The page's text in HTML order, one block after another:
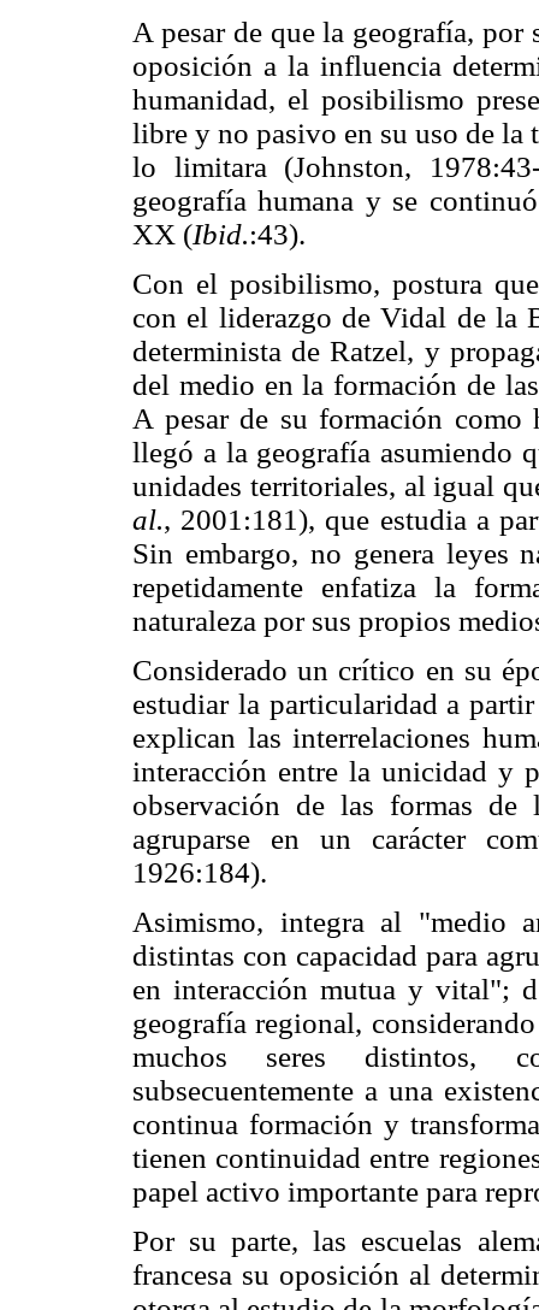
A pesar de que la geografía,
oposición a la influencia
humanidad, el posibilismo
libre y no pasivo en su uso de la
lo limitara (Johnston,
geografía humana y se
XX (Ibid.:43).
Con el posibilismo, postura
con el liderazgo de Vidal de la
determinista de Ratzel, y
del medio en la formación de
A pesar de su formación como
llegó a la geografía asumiendo
unidades territoriales, al igual
al., 2001:181), que estudia a
Sin embargo, no genera leyes
repetidamente enfatiza la
naturaleza por sus propios
Considerado un crítico en su
estudiar la particularidad a
explican las interrelaciones
interacción entre la unicidad y
observación de las formas
agruparse en un carácter
1926:184).
Asimismo, integra al "medio
distintas con capacidad para
en interacción mutua y vital";
geografía regional,
muchos seres distintos,
subsecuentemente a una
continua formación y
tienen continuidad entre
papel activo importante para
Por su parte, las escuelas
francesa su oposición al